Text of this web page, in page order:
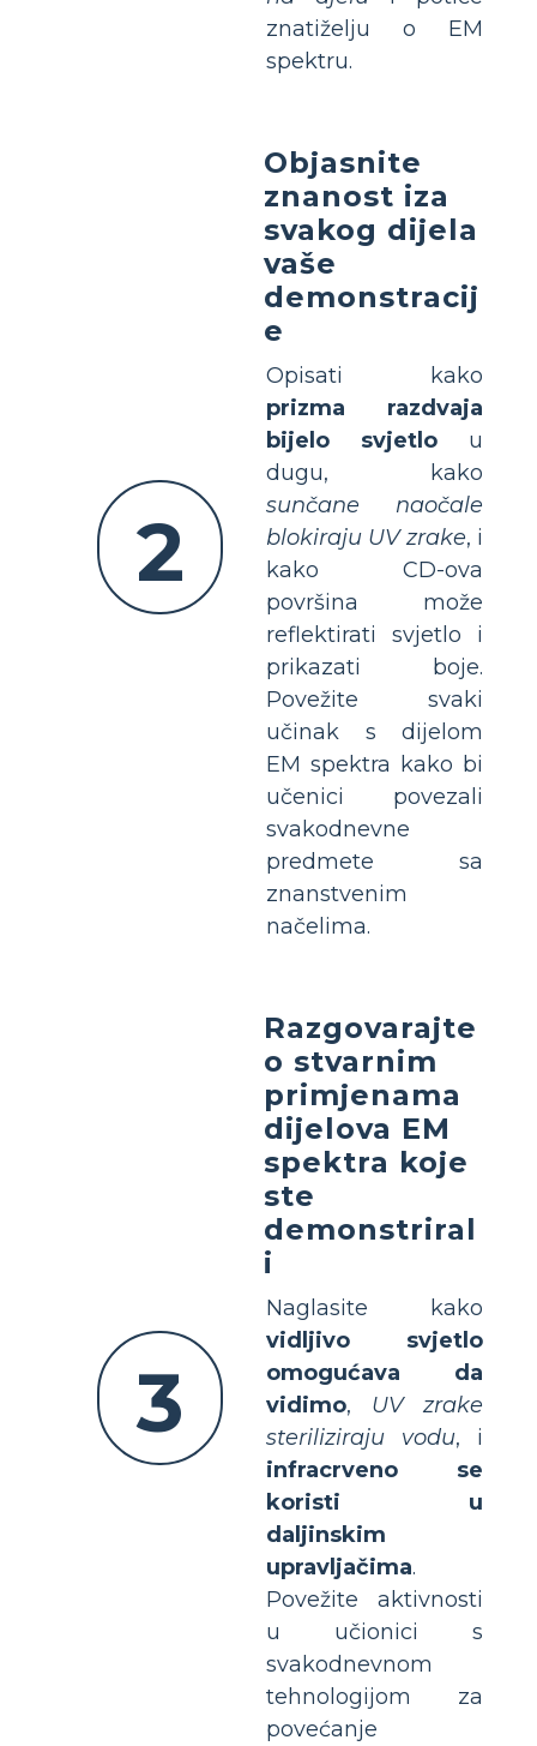
znatiželju o EM
spektru.
2
Objasnite
znanost iza
svakog dijela
vaše
demonstracij
e
Opisati kako
prizma razdvaja
bijelo svjetlo u
dugu, kako
sunčane naočale
blokiraju UV zrake, i
kako CD-ova
površina može
reflektirati svjetlo i
prikazati boje.
Povežite svaki
učinak s dijelom
EM spektra kako bi
učenici povezali
svakodnevne
predmete sa
znanstvenim
načelima.
3
Razgovarajte
o stvarnim
primjenama
dijelova EM
spektra koje
ste
demonstriral
i
Naglasite kako
vidljivo svjetlo
omogućava da
vidimo, UV zrake
steriliziraju vodu, i
infracrveno se
koristi u
daljinskim
upravljačima.
Povežite aktivnosti
u učionici s
svakodnevnom
tehnologijom za
povećanje